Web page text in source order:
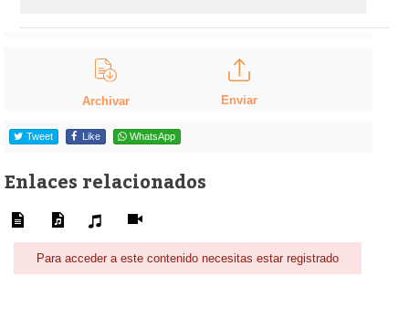
Archivar Enviar
Tweet Like WhatsApp
Enlaces relacionados
Para acceder a este contenido necesitas estar registrado